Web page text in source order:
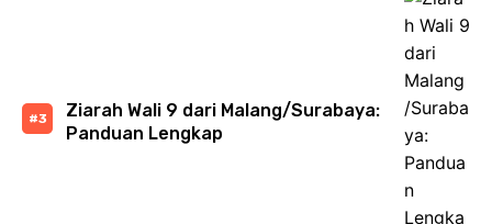
Ziarah Wali 9 dari Malang/Surabaya:
Panduan Lengkap